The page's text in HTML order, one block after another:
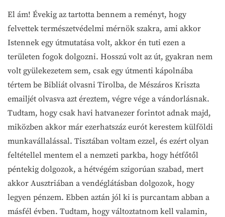
El ám! Évekig az tartotta bennem a reményt, hogy
felvettek természetvédelmi mérnök szakra, ami akkor
Istennek egy útmutatása volt, akkor én tuti ezen a
területen fogok dolgozni. Hosszú volt az út, gyakran nem
volt gyülekezetem sem, csak egy útmenti kápolnába
tértem be Bibliát olvasni Tirolba, de Mészáros Kriszta
emailjét olvasva azt éreztem, végre vége a vándorlásnak.
Tudtam, hogy csak havi hatvanezer forintot adnak majd,
miközben akkor már ezerhatszáz eurót kerestem külföldi
munkavállalással. Tisztában voltam ezzel, és ezért olyan
feltétellel mentem el a nemzeti parkba, hogy hétfőtől
péntekig dolgozok, a hétvégém szigorúan szabad, mert
akkor Ausztriában a vendéglátásban dolgozok, hogy
legyen pénzem. Ebben aztán jól ki is purcantam abban a
másfél évben. Tudtam, hogy változtatnom kell valamin,